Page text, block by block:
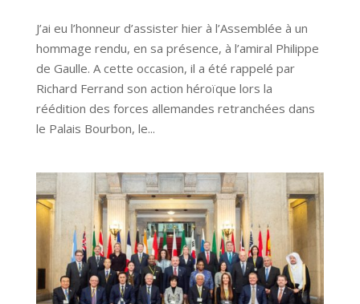
J’ai eu l’honneur d’assister hier à l’Assemblée à un
hommage rendu, en sa présence, à l’amiral Philippe
de Gaulle. A cette occasion, il a été rappelé par
Richard Ferrand son action héroïque lors la
réédition des forces allemandes retranchées dans
le Palais Bourbon, le...